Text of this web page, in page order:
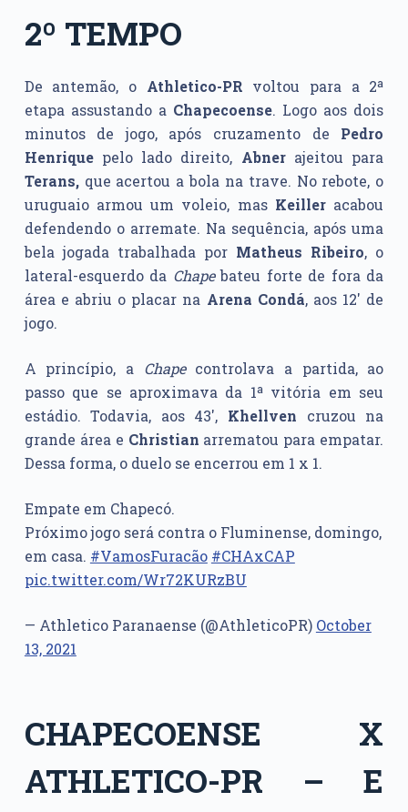
2º TEMPO
De antemão, o Athletico-PR voltou para a 2ª
etapa assustando a Chapecoense. Logo aos dois
minutos de jogo, após cruzamento de Pedro
Henriquepelo lado direito, Abnerajeitou para
Terans,que acertou a bola na trave. No rebote, o
uruguaio armou um voleio, mas Keilleracabou
defendendo o arremate. Na sequência, após uma
bela jogada trabalhada por Matheus Ribeiro, o
lateral-esquerdo da Chapebateu forte de fora da
área e abriu o placar na Arena Condá, aos 12′ de
jogo.
A princípio, a Chapecontrolava a partida, ao
passo que se aproximava da 1ª vitória em seu
estádio. Todavia, aos 43′, Khellven cruzou na
grande área e Christian arrematou para empatar.
Dessa forma, o duelo se encerrou em 1 x 1.
Empate em Chapecó.
Próximo jogo será contra o Fluminense, domingo,
em casa. #VamosFuracão #CHAxCAP
pic.twitter.com/Wr72KURzBU
— Athletico Paranaense (@AthleticoPR) October
13, 2021
CHAPECOENSE X
ATHLETICO-PR – E